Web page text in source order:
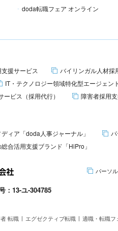
doda転職フェア オンライン
援サービス バイリンガル人材採
IT・テクノロジー領域特化型エージェン
ービス（採用代行） 障害者採用
ィア 「doda人事ジャーナル」
合活用支援ブランド「HiPro」
パーソ
：13-ユ-304785
転職 エグゼクティブ転職 適職・転職フ